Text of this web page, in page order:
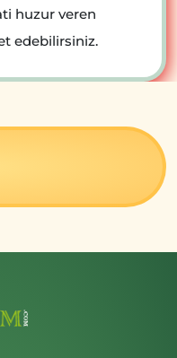
huzur veren
edebilirsiniz.